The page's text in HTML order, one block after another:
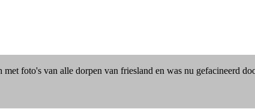
foto's van alle dorpen van friesland en was nu gefacineerd